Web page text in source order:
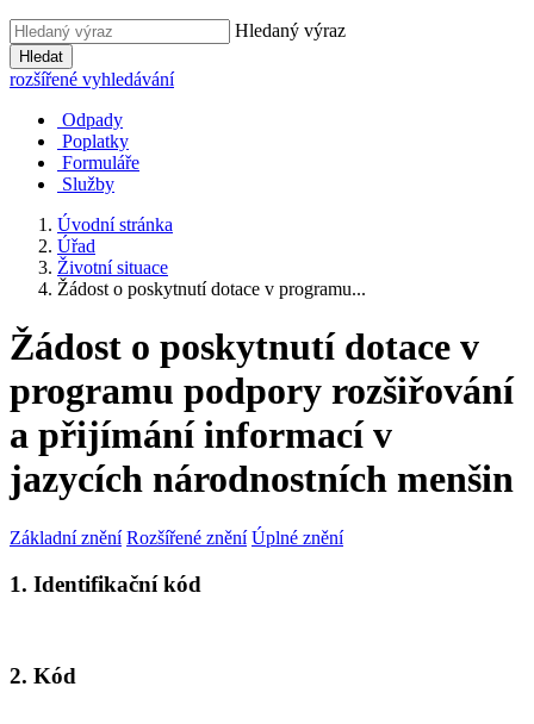
Hledaný výraz
Hledat
rozšířené vyhledávání
Odpady
Poplatky
Formuláře
Služby
Úvodní stránka
Úřad
Životní situace
Žádost o poskytnutí dotace v programu...
Žádost o poskytnutí dotace v
programu podpory rozšiřování
a přijímání informací v
jazycích národnostních menšin
Základní znění Rozšířené znění Úplné znění
1. Identifikační kód
2. Kód